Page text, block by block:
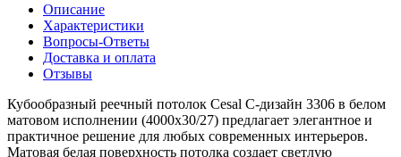
Описание
Характеристики
Вопросы-Ответы
Доставка и оплата
Отзывы
Кубообразный реечный потолок Cesal C-дизайн 3306 в белом
матовом исполнении (4000х30/27) предлагает элегантное и
практичное решение для любых современных интерьеров.
Матовая белая поверхность потолка создает светлую